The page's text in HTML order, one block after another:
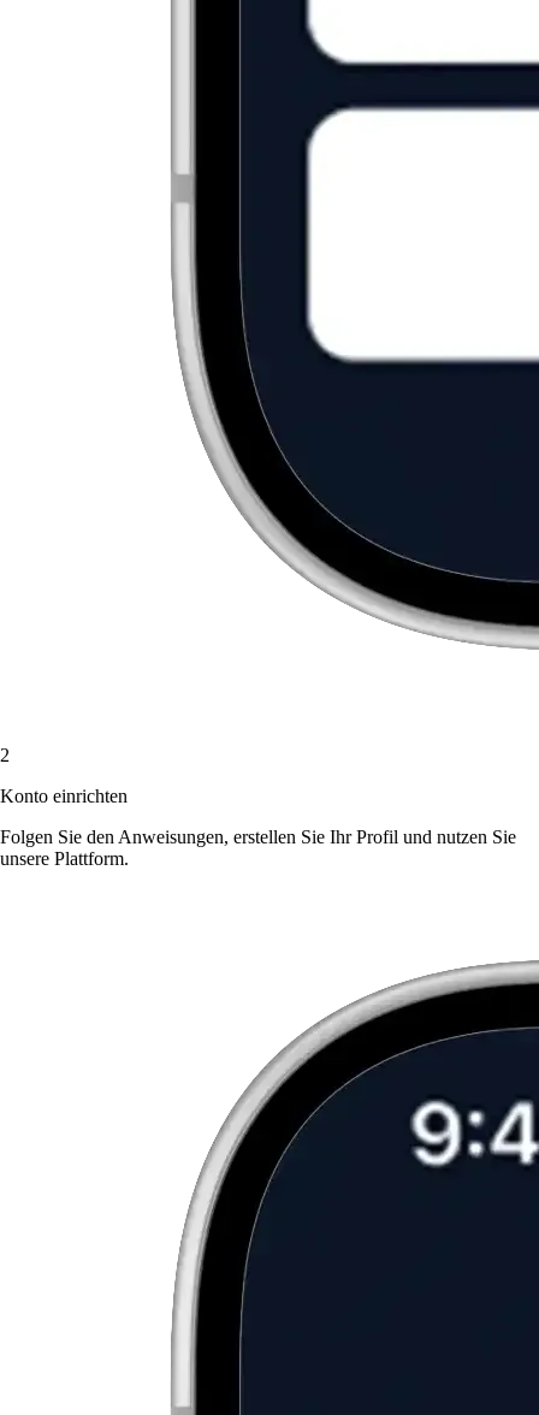
2
Konto einrichten
Folgen Sie den Anweisungen, erstellen Sie Ihr Profil und nutzen Sie
unsere Plattform.